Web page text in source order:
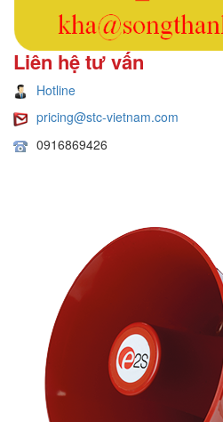
Liên hệ tư vấn
Hotline
pricing@stc-vietnam.com
0916869426